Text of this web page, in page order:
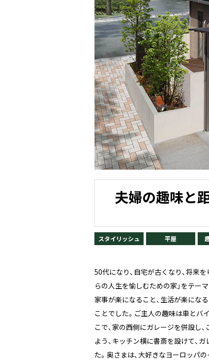
夫婦の趣味と
スタイリッシュ 平屋
50代になり、自宅が古くなり、将来
らの人生を愉しむための家」をテー
家事が楽になること、生活が楽にな
ことでした。ご主人の趣味は車とバ
こで、家の西側にガレージを併設し
よう、キッチン横に書斎を設けて、
た。奥さまは、大好きなヨーロッパ